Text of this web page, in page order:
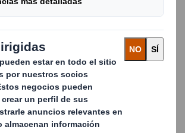
en sistemas automatizados de
en línea y personal experto
producción.
de la atención técnica al cliente
contigo, nuestro cliente,
que el papel esté perfectamente
con los requisitos de la maquinaria
de aplicación.